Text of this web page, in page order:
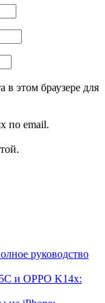
в этом браузере для
по email.
руководство
и OPPO K14x: